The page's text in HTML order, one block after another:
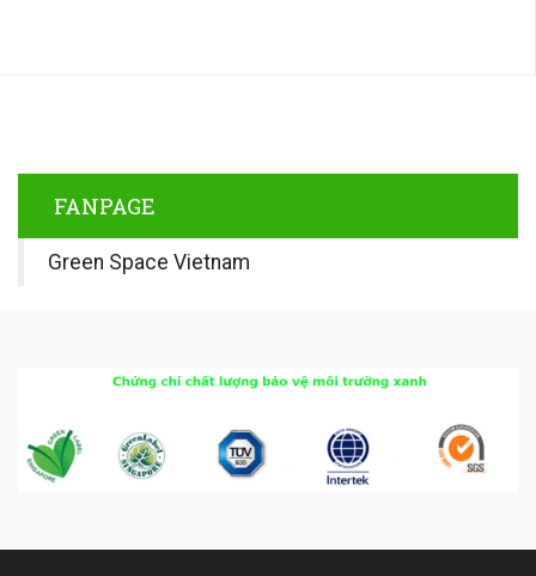
FANPAGE
Green Space Vietnam